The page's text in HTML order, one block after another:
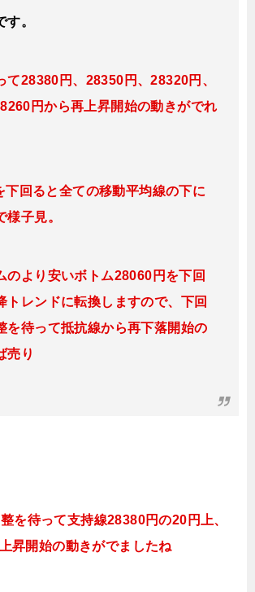
す。
て28380円、28350円、28320円、
円から再上昇開始の動きがでれ
下回ると全ての移動平均線の下に
様子見。
のより安いボトム28060円を下回
トレンドに転換しますので、下回
を待って抵抗線から再下落開始の
売り
を待って支持線28380円の20円上、
昇開始の動きがでましたね